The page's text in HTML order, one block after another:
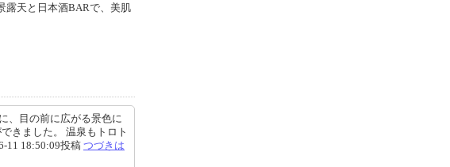
露天と日本酒BARで、美肌
、目の前に広がる景色に
きました。 温泉もトロト
11 18:50:09投稿 つづきは